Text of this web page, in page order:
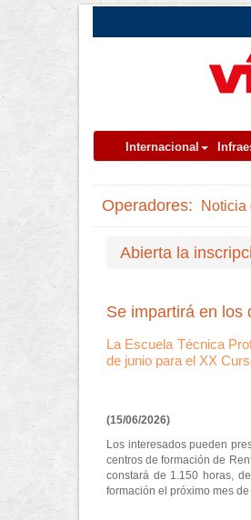
Internacional
Operadores: Noticia
Abierta la
Se impartirá en los
La Escuela Técnica
de junio para el XX
(15/06/2026)
Los interesados pueden
centros de formación de
constará de 1.150 horas,
formación el próximo mes